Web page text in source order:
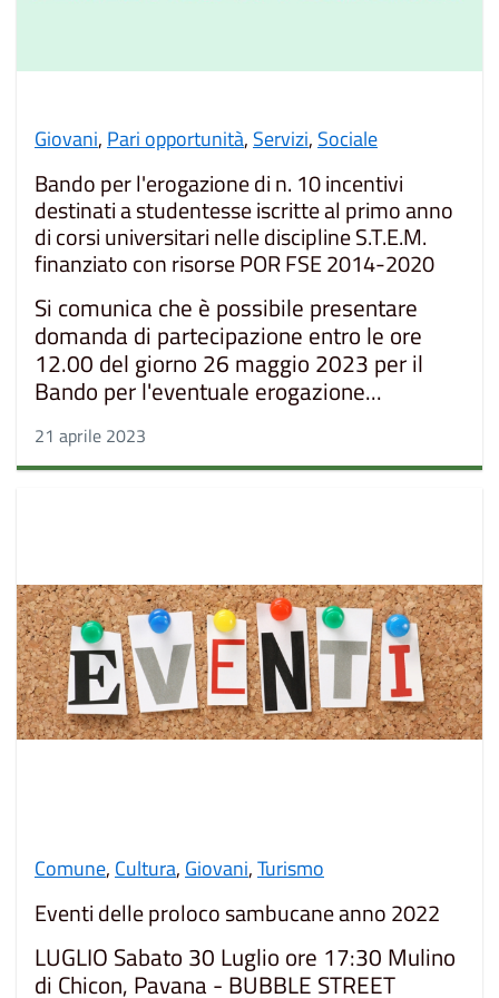
Giovani, Pari opportunità, Servizi, Sociale
Bando per l'erogazione di n. 10 incentivi
destinati a studentesse iscritte al primo anno
di corsi universitari nelle discipline S.T.E.M.
finanziato con risorse POR FSE 2014-2020
Si comunica che è possibile presentare
domanda di partecipazione entro le ore
12.00 del giorno 26 maggio 2023 per il
Bando per l'eventuale erogazione...
21 aprile 2023
Comune, Cultura, Giovani,Turismo
Eventi delle proloco sambucane anno 2022
LUGLIO Sabato 30 Luglio ore 17:30 Mulino
di Chicon, Pavana - BUBBLE STREET